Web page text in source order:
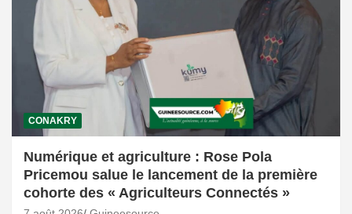
CONAKRY
Numérique et agriculture : Rose Pola
Pricemou salue le lancement de la première
cohorte des « Agriculteurs Connectés »